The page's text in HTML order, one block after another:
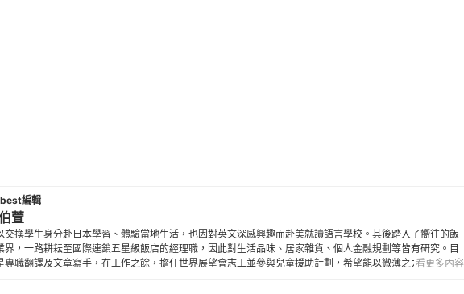
編輯
萱
交換學生身分赴日本學習、體驗當地生活，也因對英文深感興趣而赴美就讀語言學校。其後踏入了嚮往的飯
界，一路耕耘至國際連鎖五星級飯店的經理職，因此對生活品味、居家雜貨、個人金融規劃等皆有研究。目
專職翻譯及文章寫手，在工作之餘，擔任世界展望會志工並參與兒童援助計劃，希望能以微薄之力對社會有
看更多內容